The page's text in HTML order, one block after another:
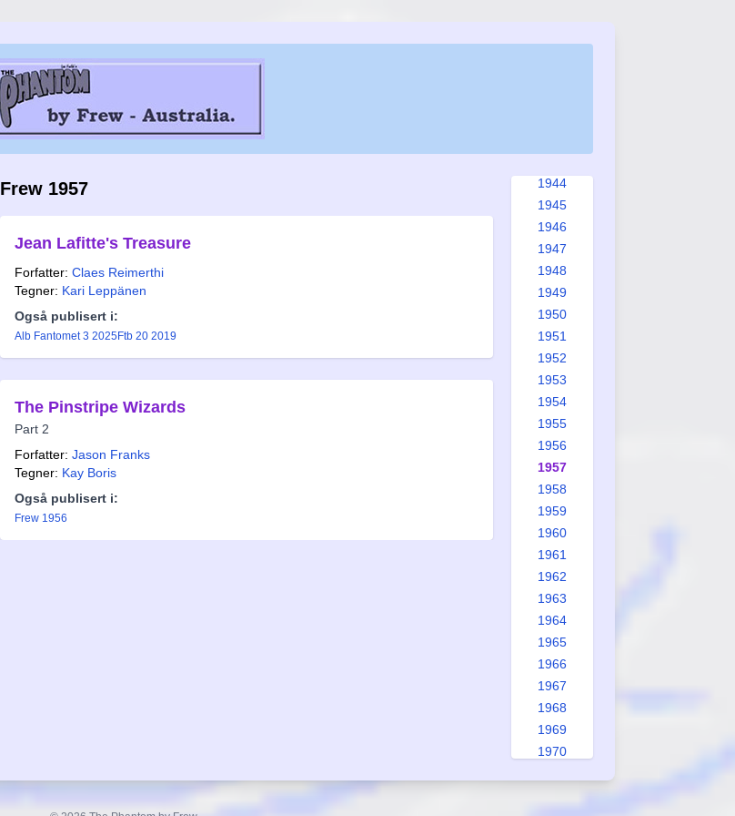
Frew 1957
Jean Lafitte's Treasure
Forfatter: Claes Reimerthi
Tegner: Kari Leppänen
Også publisert i:
Alb Fantomet 3 2025Ftb 20 2019
The Pinstripe Wizards
Part 2
Forfatter: Jason Franks
Tegner: Kay Boris
Også publisert i:
Frew 1956
1944
1945
1946
1947
1948
1949
1950
1951
1952
1953
1954
1955
1956
1957
1958
1959
1960
1961
1962
1963
1964
1965
1966
1967
1968
1969
1970